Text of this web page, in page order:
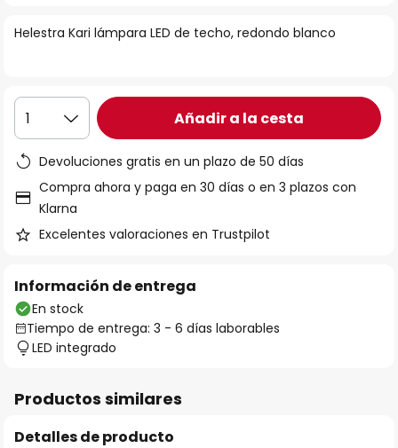
galería
Helestra Kari lámpara LED de techo, redondo blanco
1 Añadir a la cesta
Devoluciones gratis en un plazo de 50 días
Compra ahora y paga en 30 días o en 3 plazos con
Klarna
Excelentes valoraciones en Trustpilot
Información de entrega
En stock
Tiempo de entrega: 3 - 6 días laborables
LED integrado
Productos similares
Detalles de producto